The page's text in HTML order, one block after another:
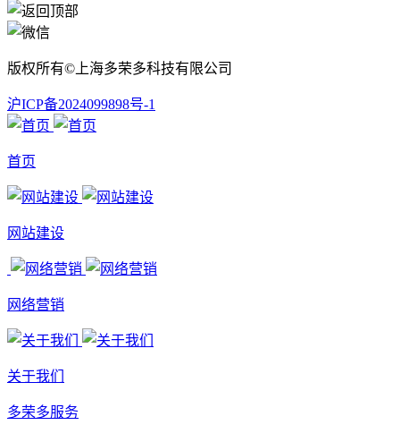
版权所有©上海多荣多科技有限公司
沪ICP备2024099898号-1
首页
网站建设
网络营销
关于我们
多荣多服务